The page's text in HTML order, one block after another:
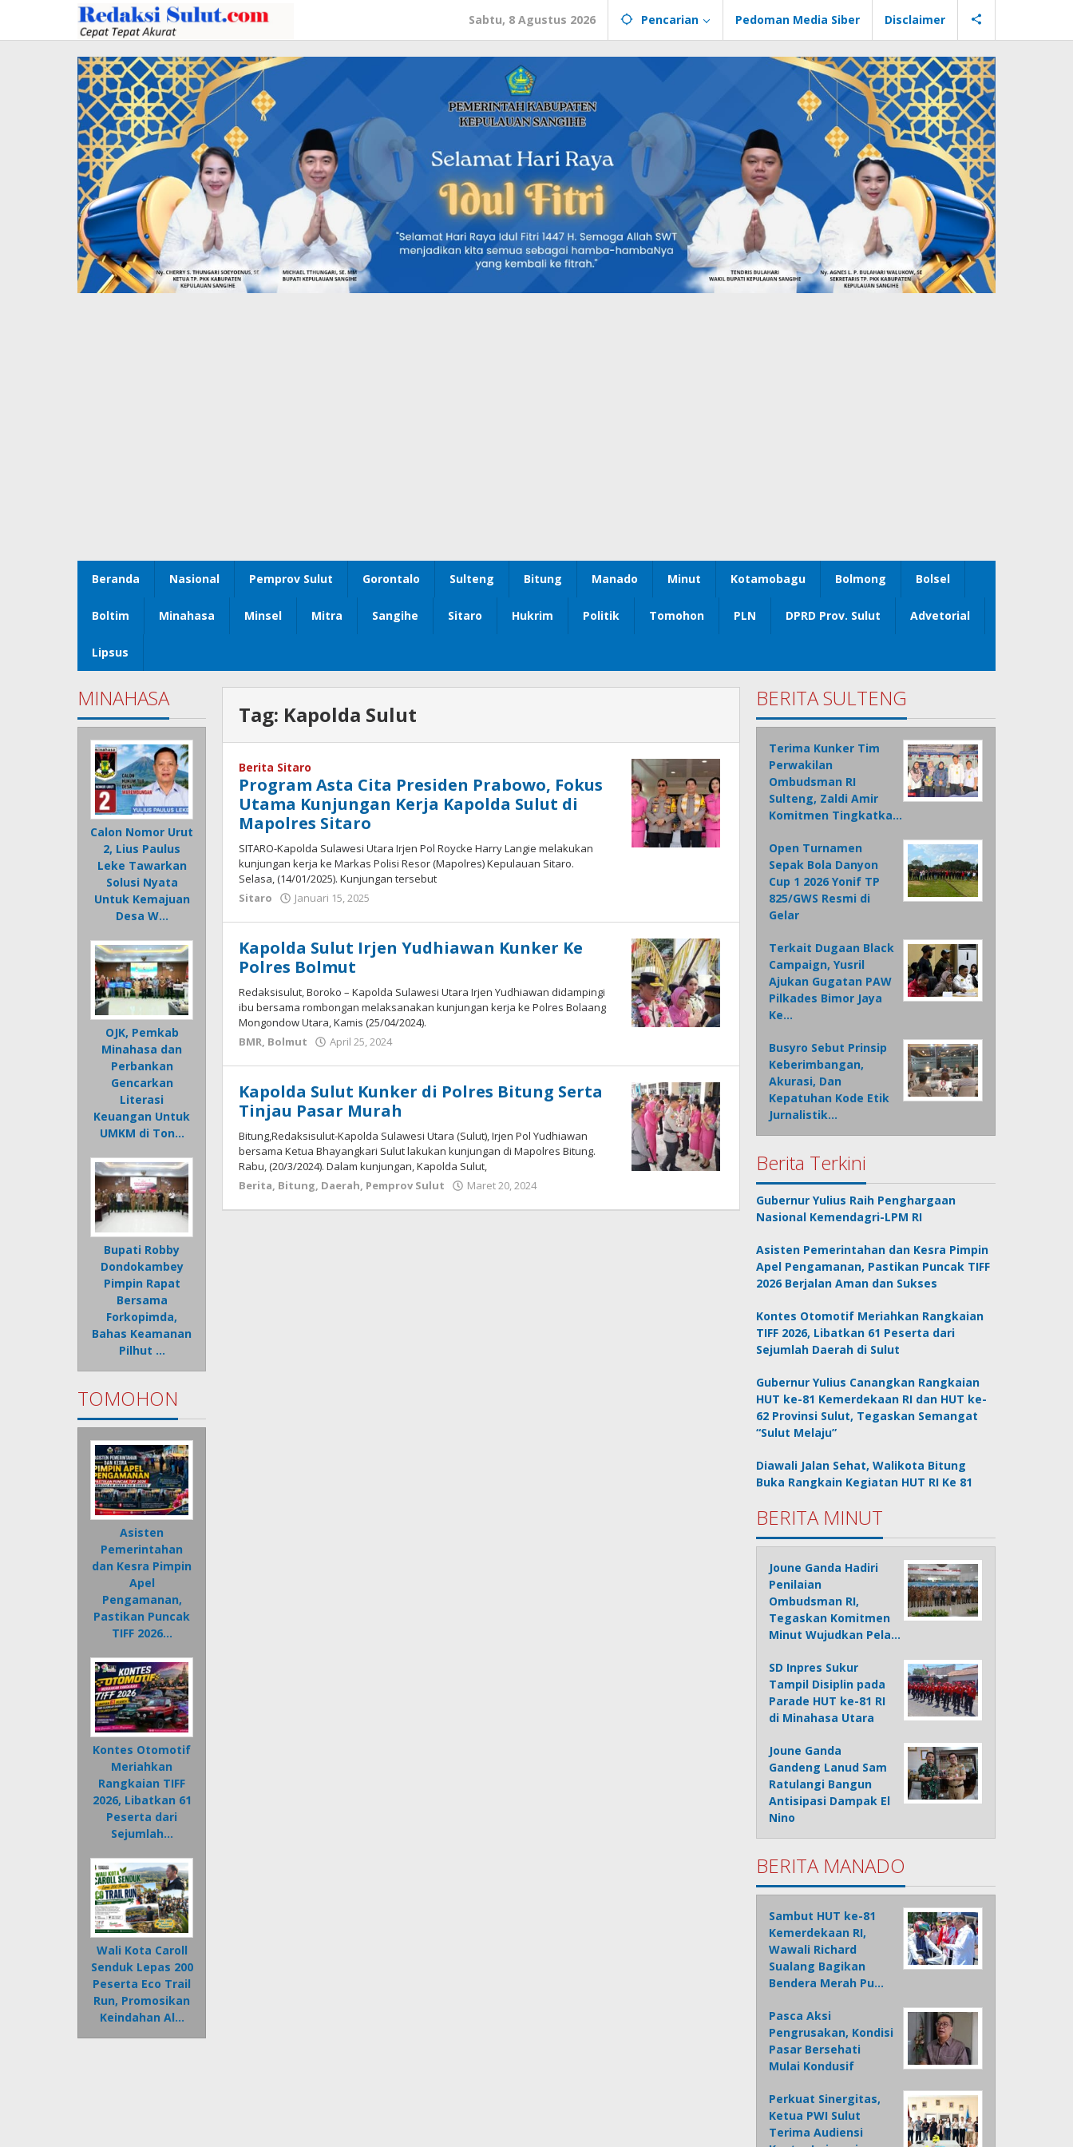
konten
Sabtu, 8 Agustus 2026 Pencarian Pedoman Media Siber Disclaimer
Beranda Nasional Pemprov Sulut Gorontalo Sulteng Bitung Manado Minut Kotamobagu Bolmong Bolsel
Boltim Minahasa Minsel Mitra Sangihe Sitaro Hukrim Politik Tomohon PLN DPRD Prov. Sulut Advetorial
Lipsus
MINAHASA
Calon Nomor Urut
2, Lius Paulus
Leke Tawarkan
Solusi Nyata
Untuk Kemajuan
Desa W…
OJK, Pemkab
Minahasa dan
Perbankan
Gencarkan
Literasi
Keuangan Untuk
UMKM di Ton…
Bupati Robby
Dondokambey
Pimpin Rapat
Bersama
Forkopimda,
Bahas Keamanan
Pilhut …
TOMOHON
Asisten
Pemerintahan
dan Kesra Pimpin
Apel
Pengamanan,
Pastikan Puncak
TIFF 2026…
Kontes Otomotif
Meriahkan
Rangkaian TIFF
2026, Libatkan 61
Peserta dari
Sejumlah…
Wali Kota Caroll
Senduk Lepas 200
Peserta Eco Trail
Run, Promosikan
Keindahan Al…
Tag: Kapolda Sulut
Berita Sitaro
Program Asta Cita Presiden Prabowo, Fokus
Utama Kunjungan Kerja Kapolda Sulut di
Mapolres Sitaro
SITARO-Kapolda Sulawesi Utara Irjen Pol Roycke Harry Langie melakukan
kunjungan kerja ke Markas Polisi Resor (Mapolres) Kepulauan Sitaro.
Selasa, (14/01/2025). Kunjungan tersebut
Sitaro
Januari 15, 2025
Kapolda Sulut Irjen Yudhiawan Kunker Ke
Polres Bolmut
Redaksisulut, Boroko – Kapolda Sulawesi Utara Irjen Yudhiawan didampingi
ibu bersama rombongan melaksanakan kunjungan kerja ke Polres Bolaang
Mongondow Utara, Kamis (25/04/2024).
BMR, Bolmut April 25, 2024
Kapolda Sulut Kunker di Polres Bitung Serta
Tinjau Pasar Murah
Bitung,Redaksisulut-Kapolda Sulawesi Utara (Sulut), Irjen Pol Yudhiawan
bersama Ketua Bhayangkari Sulut lakukan kunjungan di Mapolres Bitung.
Rabu, (20/3/2024). Dalam kunjungan, Kapolda Sulut,
Berita, Bitung, Daerah, Pemprov Sulut Maret 20, 2024
BERITA SULTENG
Terima Kunker Tim
Perwakilan
Ombudsman RI
Sulteng, Zaldi Amir
Komitmen Tingkatka…
Open Turnamen
Sepak Bola Danyon
Cup 1 2026 Yonif TP
825/GWS Resmi di
Gelar
Terkait Dugaan Black
Campaign, Yusril
Ajukan Gugatan PAW
Pilkades Bimor Jaya
Ke…
Busyro Sebut Prinsip
Keberimbangan,
Akurasi, Dan
Kepatuhan Kode Etik
Jurnalistik…
Berita Terkini
Gubernur Yulius Raih Penghargaan
Nasional Kemendagri-LPM RI
Asisten Pemerintahan dan Kesra Pimpin
Apel Pengamanan, Pastikan Puncak TIFF
2026 Berjalan Aman dan Sukses
Kontes Otomotif Meriahkan Rangkaian
TIFF 2026, Libatkan 61 Peserta dari
Sejumlah Daerah di Sulut
Gubernur Yulius Canangkan Rangkaian
HUT ke-81 Kemerdekaan RI dan HUT ke-
62 Provinsi Sulut, Tegaskan Semangat
“Sulut Melaju”
Diawali Jalan Sehat, Walikota Bitung
Buka Rangkain Kegiatan HUT RI Ke 81
BERITA MINUT
Joune Ganda Hadiri
Penilaian
Ombudsman RI,
Tegaskan Komitmen
Minut Wujudkan Pela…
SD Inpres Sukur
Tampil Disiplin pada
Parade HUT ke-81 RI
di Minahasa Utara
Joune Ganda
Gandeng Lanud Sam
Ratulangi Bangun
Antisipasi Dampak El
Nino
BERITA MANADO
Sambut HUT ke-81
Kemerdekaan RI,
Wawali Richard
Sualang Bagikan
Bendera Merah Pu…
Pasca Aksi
Pengrusakan, Kondisi
Pasar Bersehati
Mulai Kondusif
Perkuat Sinergitas,
Ketua PWI Sulut
Terima Audiensi